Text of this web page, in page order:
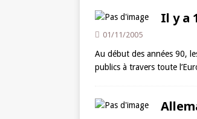
Il y a
01/11/2005
Au début des années 90,
publics à travers toute